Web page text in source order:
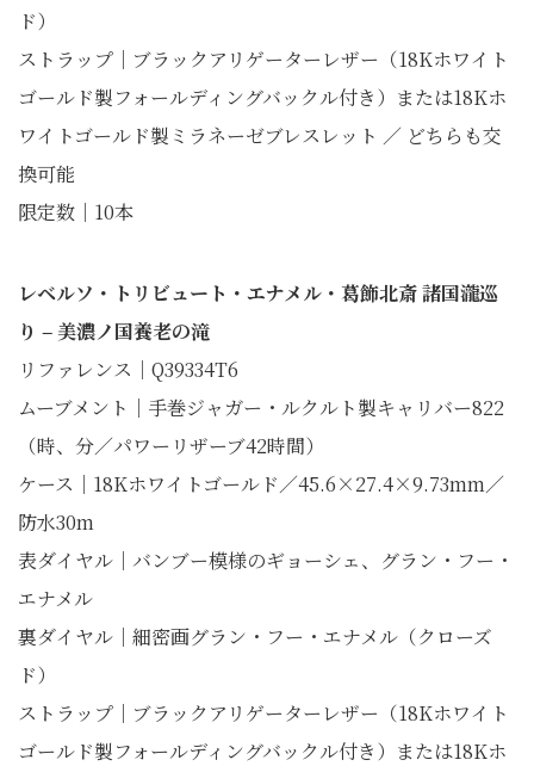
ド）
ストラップ｜ブラックアリゲーターレザー（18Kホワイト
ゴールド製フォールディングバックル付き）または18Kホ
ワイトゴールド製ミラネーゼブレスレット ／ どちらも交
換可能
限定数｜10本
レベルソ・トリビュート・エナメル・葛飾北斎 諸国瀧巡
り ‒ 美濃ノ国養老の滝
リファレンス｜Q39334T6
ムーブメント｜手巻ジャガー・ルクルト製キャリバー822
（時、分／パワーリザーブ42時間）
ケース｜18Kホワイトゴールド／45.6×27.4×9.73mm／
防水30m
表ダイヤル｜バンブー模様のギョーシェ、グラン・フー・
エナメル
裏ダイヤル｜細密画グラン・フー・エナメル（クローズ
ド）
ストラップ｜ブラックアリゲーターレザー（18Kホワイト
ゴールド製フォールディングバックル付き）または18Kホ